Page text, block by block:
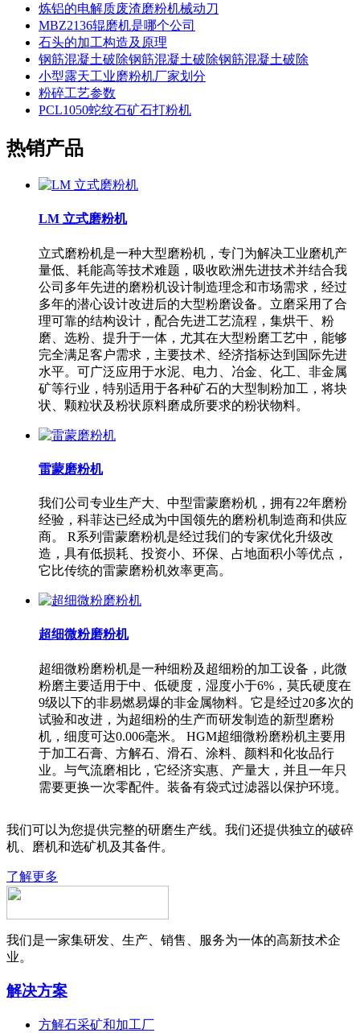
炼铝的电解质废渣磨粉机械动刀
MBZ2136辊磨机是哪个公司
石头的加工构造及原理
钢筋混凝土破除钢筋混凝土破除钢筋混凝土破除
小型露天工业磨粉机厂家划分
粉碎工艺参数
PCL1050蛇纹石矿石打粉机
热销产品
LM 立式磨粉机
立式磨粉机是一种大型磨粉机，专门为解决工业磨机产
量低、耗能高等技术难题，吸收欧洲先进技术并结合我
公司多年先进的磨粉机设计制造理念和市场需求，经过
多年的潜心设计改进后的大型粉磨设备。立磨采用了合
理可靠的结构设计，配合先进工艺流程，集烘干、粉
磨、选粉、提升于一体，尤其在大型粉磨工艺中，能够
完全满足客户需求，主要技术、经济指标达到国际先进
水平。可广泛应用于水泥、电力、冶金、化工、非金属
矿等行业，特别适用于各种矿石的大型制粉加工，将块
状、颗粒状及粉状原料磨成所要求的粉状物料。
雷蒙磨粉机
我们公司专业生产大、中型雷蒙磨粉机，拥有22年磨粉
经验，科菲达已经成为中国领先的磨粉机制造商和供应
商。 R系列雷蒙磨粉机是经过我们的专家优化升级改
造，具有低损耗、投资小、环保、占地面积小等优点，
它比传统的雷蒙磨粉机效率更高。
超细微粉磨粉机
超细微粉磨粉机是一种细粉及超细粉的加工设备，此微
粉磨主要适用于中、低硬度，湿度小于6%，莫氏硬度在
9级以下的非易燃易爆的非金属物料。它是经过20多次的
试验和改进，为超细粉的生产而研发制造的新型磨粉
机，细度可达0.006毫米。 HGM超细微粉磨粉机主要用
于加工石膏、方解石、滑石、涂料、颜料和化妆品行
业。与气流磨相比，它经济实惠、产量大，并且一年只
需要更换一次零配件。装备有袋式过滤器以保护环境。
我们可以为您提供完整的研磨生产线。我们还提供独立的破碎
机、磨机和选矿机及其备件。
了解更多
我们是一家集研发、生产、销售、服务为一体的高新技术企
业。
解决方案
方解石采矿和加工厂